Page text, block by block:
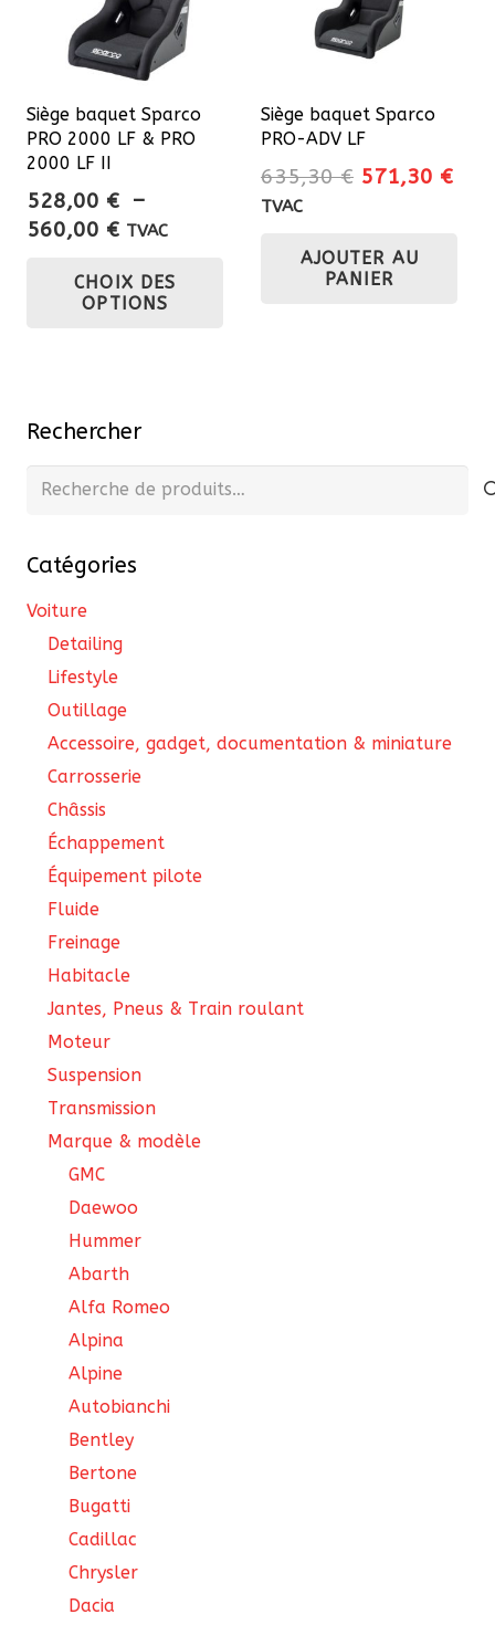
Siège baquet Sparco
PRO 2000 LF & PRO
2000 LF II
528,00 € –
560,00 €Plage
prix :
528,00 €
TVAC
CHOIX DES
OPTIONS
Siège baquet Sparco
PRO-ADV LF
635,30€ Le
était :
635,30 €.
571,30 €Le
TVAC
AJOUTER AU
PANIER
Rechercher
Recherche
Catégories
Voiture
Detailing
Lifestyle
Outillage
Accessoire, gadget, documentation & miniature
Carrosserie
Châssis
Échappement
Équipement pilote
Fluide
Freinage
Habitacle
Jantes, Pneus & Train roulant
Moteur
Suspension
Transmission
Marque & modèle
GMC
Daewoo
Hummer
Abarth
Alfa Romeo
Alpina
Alpine
Autobianchi
Bentley
Bertone
Bugatti
Cadillac
Chrysler
Dacia